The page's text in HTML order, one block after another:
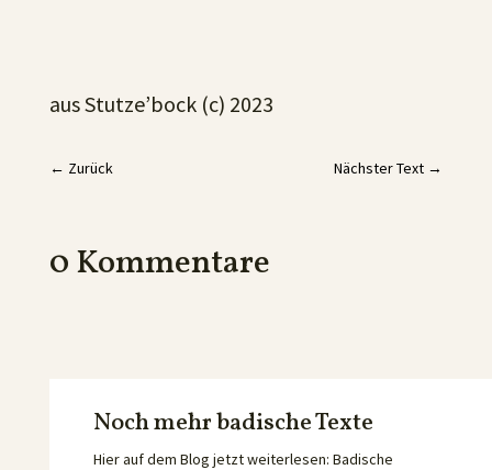
aus Stutze’bock (c) 2023
← Zurück Nächster Text →
0 Kommentare
Noch mehr badische Texte
Hier auf dem Blog jetzt weiterlesen: Badische